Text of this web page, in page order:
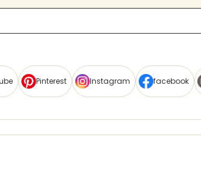
Pinterest Instagram facebook